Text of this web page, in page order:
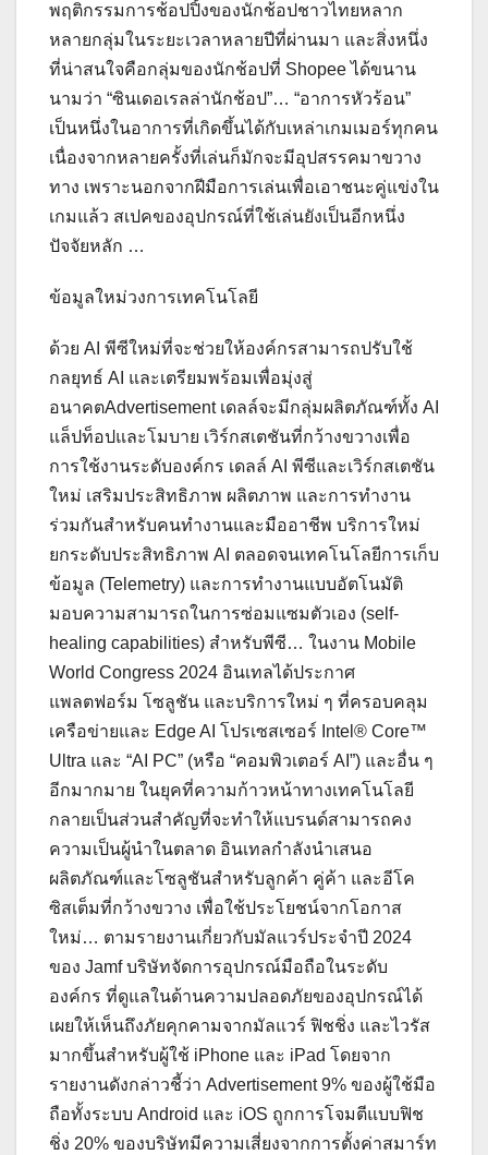
พฤติกรรมการช้อปปิ้งของนักช้อปชาวไทยหลาก
หลายกลุ่มในระยะเวลาหลายปีที่ผ่านมา และสิ่งหนึ่ง
ที่น่าสนใจคือกลุ่มของนักช้อปที่ Shopee ได้ขนาน
นามว่า “ซินเดอเรลล่านักช้อป”… “อาการหัวร้อน”
เป็นหนึ่งในอาการที่เกิดขึ้นได้กับเหล่าเกมเมอร์ทุกคน
เนื่องจากหลายครั้งที่เล่นก็มักจะมีอุปสรรคมาขวาง
ทาง เพราะนอกจากฝีมือการเล่นเพื่อเอาชนะคู่แข่งใน
เกมแล้ว สเปคของอุปกรณ์ที่ใช้เล่นยังเป็นอีกหนึ่ง
ปัจจัยหลัก …
ข้อมูลใหม่วงการเทคโนโลยี
ด้วย AI พีซีใหม่ที่จะช่วยให้องค์กรสามารถปรับใช้
กลยุทธ์ AI และเตรียมพร้อมเพื่อมุ่งสู่
อนาคตAdvertisement เดลล์จะมีกลุ่มผลิตภัณฑ์ทั้ง AI
แล็ปท็อปและโมบาย เวิร์กสเตชันที่กว้างขวางเพื่อ
การใช้งานระดับองค์กร เดลล์ AI พีซีและเวิร์กสเตชัน
ใหม่ เสริมประสิทธิภาพ ผลิตภาพ และการทำงาน
ร่วมกันสำหรับคนทำงานและมืออาชีพ บริการใหม่
ยกระดับประสิทธิภาพ AI ตลอดจนเทคโนโลยีการเก็บ
ข้อมูล (Telemetry) และการทำงานแบบอัตโนมัติ
มอบความสามารถในการซ่อมแซมตัวเอง (self-
healing capabilities) สําหรับพีซี… ในงาน Mobile
World Congress 2024 อินเทลได้ประกาศ
แพลตฟอร์ม โซลูชัน และบริการใหม่ ๆ ที่ครอบคลุม
เครือข่ายและ Edge AI โปรเซสเซอร์ Intel® Core™
Ultra และ “AI PC” (หรือ “คอมพิวเตอร์ AI”) และอื่น ๆ
อีกมากมาย ในยุคที่ความก้าวหน้าทางเทคโนโลยี
กลายเป็นส่วนสำคัญที่จะทำให้แบรนด์สามารถคง
ความเป็นผู้นำในตลาด อินเทลกำลังนำเสนอ
ผลิตภัณฑ์และโซลูชันสำหรับลูกค้า คู่ค้า และอีโค
ซิสเต็มที่กว้างขวาง เพื่อใช้ประโยชน์จากโอกาส
ใหม่… ตามรายงานเกี่ยวกับมัลแวร์ประจำปี 2024
ของ Jamf บริษัทจัดการอุปกรณ์มือถือในระดับ
องค์กร ที่ดูแลในด้านความปลอดภัยของอุปกรณ์ได้
เผยให้เห็นถึงภัยคุกคามจากมัลแวร์ ฟิชชิ่ง และไวรัส
มากขึ้นสำหรับผู้ใช้ iPhone และ iPad โดยจาก
รายงานดังกล่าวชี้ว่า Advertisement 9% ของผู้ใช้มือ
ถือทั้งระบบ Android และ iOS ถูกการโจมตีแบบฟิช
ชิ่ง 20% ของบริษัทมีความเสี่ยงจากการตั้งค่าสมาร์ท